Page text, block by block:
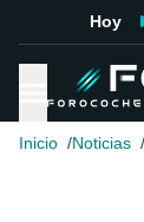
Hoy
Inicio Noticias